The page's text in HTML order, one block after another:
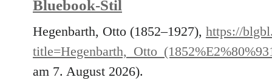
Bluebook-Stil
Hegenbarth, Otto (1852–1927), https://
am 7. August 2026).